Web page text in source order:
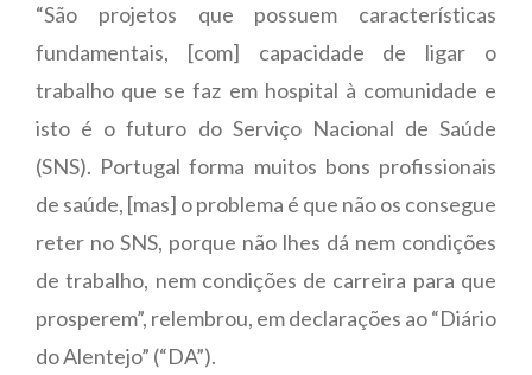
“São projetos que possuem características
fundamentais, [com] capacidade de ligar o
trabalho que se faz em hospital à comunidade e
isto é o futuro do Serviço Nacional de Saúde
(SNS). Portugal forma muitos bons profissionais
de saúde, [mas] o problema é que não os consegue
reter no SNS, porque não lhes dá nem condições
de trabalho, nem condições de carreira para que
prosperem”, relembrou, em declarações ao “Diário
do Alentejo” (“DA”).